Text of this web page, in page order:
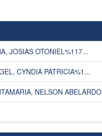
JOSIAS OTONIEL%117...
CYNDIA PATRICIA%1...
NELSON ABELARDO